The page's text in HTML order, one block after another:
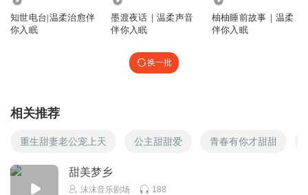
知世电台|温柔治愈伴
你入眠
墨渡夜话｜温柔声音
伴你入眠
柚柚睡前故事｜温柔
伴你入眠
换一批
相关推荐
重生甜妻老公宠上天 公主甜甜爱 青春有你才甜甜
甜美梦乡
沫沫音乐剧场 188